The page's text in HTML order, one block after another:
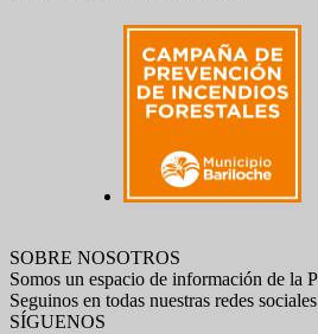
SOBRE NOSOTROS
Somos un espacio de información de la
Seguinos en todas nuestras redes
SÍGUENOS